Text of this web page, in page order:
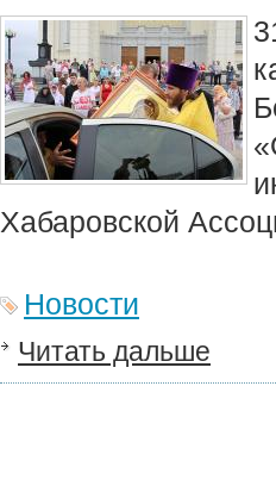
Хабаровской
Новости
Читать дальше